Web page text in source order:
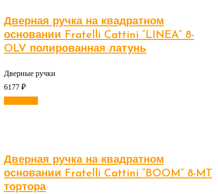
Дверная ручка на квадратном
основании Fratelli Cattini “LINEA” 8-
OLV полированная латунь
Дверные ручки
6177 ₽
Дверная ручка на квадратном
основании Fratelli Cattini “BOOM” 8-MT
тортора